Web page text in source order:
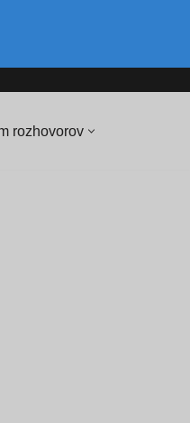
rozhovorov